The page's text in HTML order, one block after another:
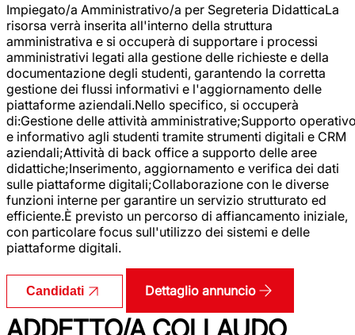
Impiegato/a Amministrativo/a per Segreteria DidatticaLa
risorsa verrà inserita all'interno della struttura
amministrativa e si occuperà di supportare i processi
amministrativi legati alla gestione delle richieste e della
documentazione degli studenti, garantendo la corretta
gestione dei flussi informativi e l'aggiornamento delle
piattaforme aziendali.Nello specifico, si occuperà
di:Gestione delle attività amministrative;Supporto
e informativo agli studenti tramite strumenti digitali e CRM
aziendali;Attività di back office a supporto delle aree
didattiche;Inserimento, aggiornamento e verifica dei dati
sulle piattaforme digitali;Collaborazione con le diverse
funzioni interne per garantire un servizio strutturato ed
efficiente.È previsto un percorso di affiancamento iniziale,
con particolare focus sull'utilizzo dei sistemi e delle
piattaforme digitali.
Candidati Dettaglio annuncio
ADDETTO/A COLLAUDO